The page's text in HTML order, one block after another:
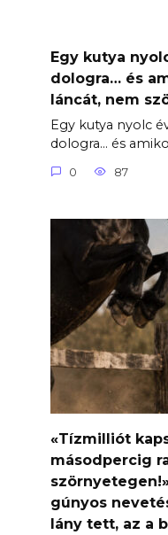
Egy kutya
dologra… és
láncát, nem
Egy kutya nyolc
dologra… és
0 87
«Tízmilliót
másodpercig
gúnyos
lány tett, az a